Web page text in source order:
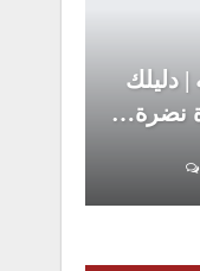
دليلك
نضرة…